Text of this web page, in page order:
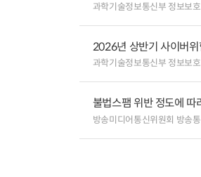
과학기술정보통신부 정보보
2026년 상반기 사이버위
과학기술정보통신부 정보보
불법스팸 위반 정도에
방송미디어통신위원회 방송